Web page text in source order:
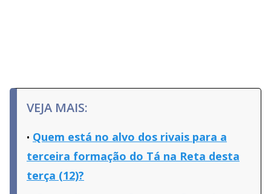
VEJA MAIS:
Quem está no alvo dos rivais para a
terceira formação do Tá na Reta desta
terça (12)?